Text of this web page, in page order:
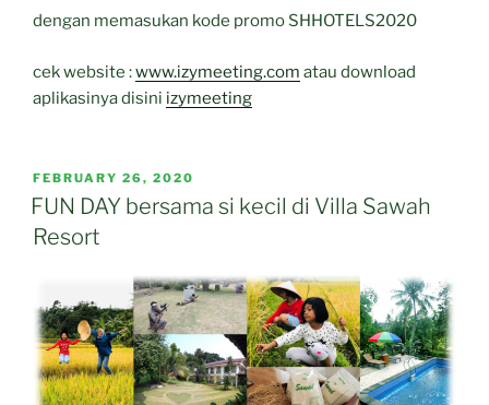
dengan memasukan kode promo SHHOTELS2020
cek website :www.izymeeting.com atau download
aplikasinya disini izymeeting
POSTED
ON
FEBRUARY 26, 2020
FUN DAY bersama si kecil di Villa Sawah
Resort